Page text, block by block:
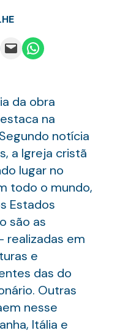
Telegram
Email this PageShare on WhatsApp
da obra
na
notícia
a Igreja cristã
lugar no
todo o mundo,
Estados
são as
realizadas em
e
das do
Outras
nesse
Itália e